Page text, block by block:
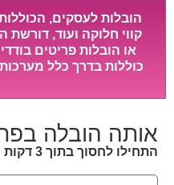
הובלות לעסקים,
קווי חלוקה ועוד, דורשת
או הובלות פריטים
כוללות בדרך כלל
לב מיוחדת ואריזה
אותה הובלה
התחילו לחסוך בתוך 3 דקות